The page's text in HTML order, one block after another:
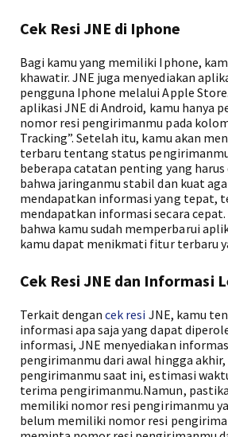
Cek Resi JNE di Iphone
Bagi kamu yang memiliki Iphone,
khawatir. JNE juga menyediakan
pengguna Iphone melalui Apple
aplikasi JNE di Android, kamu hanya
nomor resi pengirimanmu pada
Tracking”. Setelah itu, kamu akan
terbaru tentang status
beberapa catatan penting yang
bahwa jaringanmu stabil dan kuat
mendapatkan informasi yang tepat,
mendapatkan informasi secara
bahwa kamu sudah memperbarui
kamu dapat menikmati fitur terbaru
Cek Resi JNE dan Informasi
Terkait dengancek resi JNE, kamu
informasi apa saja yang dapat
informasi, JNE menyediakan
pengirimanmu dari awal hingga
pengirimanmu saat ini, estimasi
terima pengirimanmu.Namun,
memiliki nomor resi pengirimanmu
belum memiliki nomor resi